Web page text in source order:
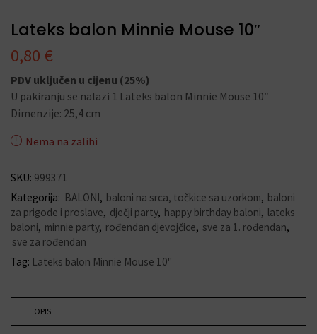
Lateks balon Minnie Mouse 10″
0,80 €
PDV uključen u cijenu (25%)
U pakiranju se nalazi 1 Lateks balon Minnie Mouse 10″
Dimenzije: 25,4 cm
Nema na zalihi
SKU: 999371
Kategorija: BALONI, baloni na srca, točkice sa uzorkom, baloni
za prigode i proslave, dječji party, happy birthday baloni, lateks
baloni, minnie party, rođendan djevojčice, sve za 1. rođendan,
sve za rođendan
Tag: Lateks balon Minnie Mouse 10"
OPIS